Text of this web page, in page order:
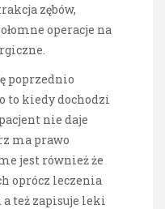
zębów,
operacje na
poprzednio
to kiedy dochodzi
nie daje
ma prawo
jest również że
oprócz leczenia
też zapisuje leki